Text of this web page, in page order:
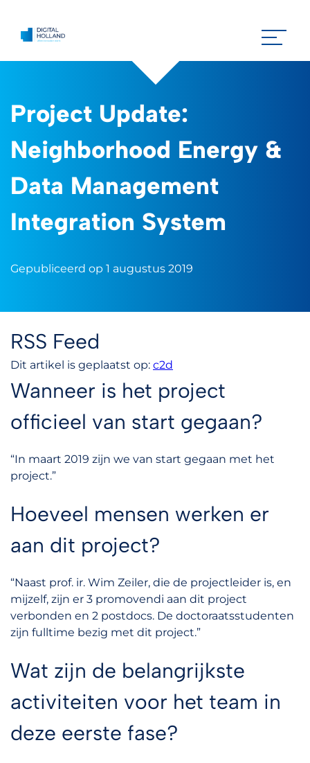
Project Update:
Neighborhood Energy &
Data Management
Integration System
Gepubliceerd op 1 augustus 2019
RSS Feed
Dit artikel is geplaatst op: c2d
Wanneer is het project
officieel van start gegaan?
“In maart 2019 zijn we van start gegaan met het
project.”
Hoeveel mensen werken er
aan dit project?
“Naast prof. ir. Wim Zeiler, die de projectleider is, en
mijzelf, zijn er 3 promovendi aan dit project
verbonden en 2 postdocs. De doctoraatsstudenten
zijn fulltime bezig met dit project.”
Wat zijn de belangrijkste
activiteiten voor het team in
deze eerste fase?